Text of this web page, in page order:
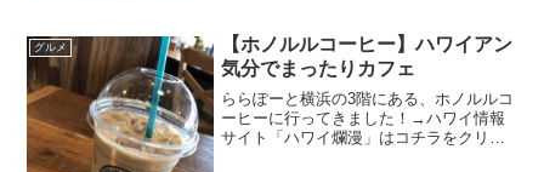
ました！！ (adsbygoogle = window.a...
グルメ
【ホノルルコーヒー】ハワイアン
気分でまったりカフェ
ららぽーと横浜の3階にある、ホノルルコ
ーヒーに行ってきました！→ハワイ情報
サイト「ハワイ爛漫」はコチラをクリッ